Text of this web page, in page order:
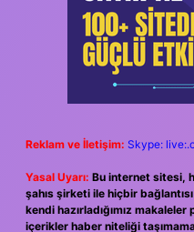
Reklam ve İletişim: Skype:
Yasal Uyarı: Bu internet sitesi,
şahıs şirketi ile hiçbir
kendi hazırladığımız
içerikler haber niteliği